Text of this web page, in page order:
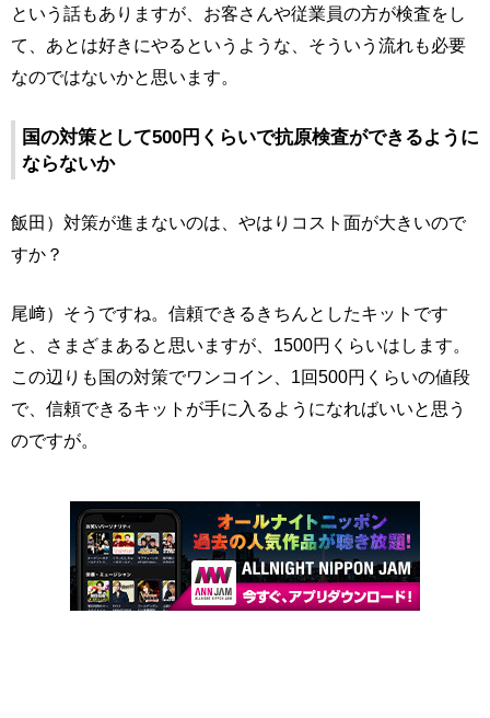
という話もありますが、お客さんや従業員の方が検査をし
て、あとは好きにやるというような、そういう流れも必要
なのではないかと思います。
国の対策として500円くらいで抗原検査ができるように
ならないか
飯田）対策が進まないのは、やはりコスト面が大きいので
すか？
尾﨑）そうですね。信頼できるきちんとしたキットです
と、さまざまあると思いますが、1500円くらいはします。
この辺りも国の対策でワンコイン、1回500円くらいの値段
で、信頼できるキットが手に入るようになればいいと思う
のですが。